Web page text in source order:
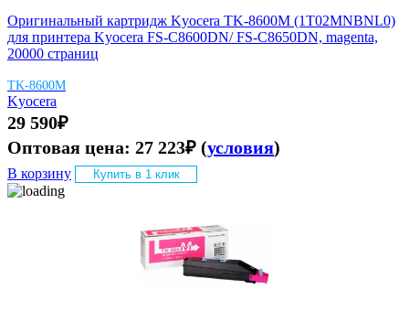
Оригинальный картридж Kyocera TK-8600M (1T02MNBNL0)
для принтера Kyocera FS-C8600DN/ FS-C8650DN, magenta,
20000 страниц
TK-8600M
Kyocera
29 590₽
Оптовая цена: 27 223₽ (условия)
В корзину Купить в 1 клик